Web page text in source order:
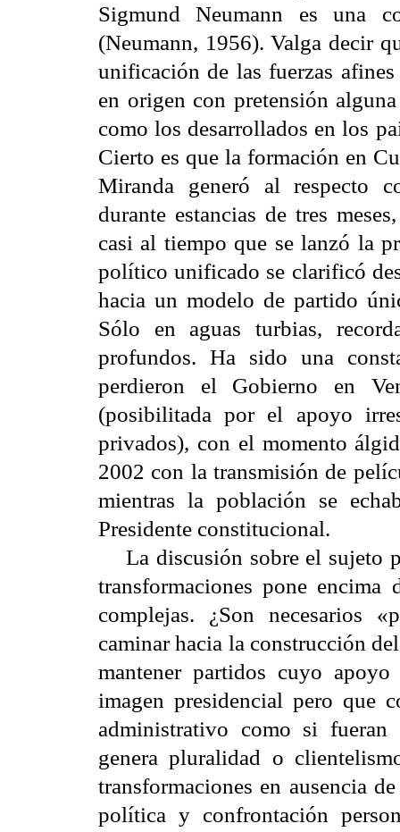
Sigmund Neumann es una
(Neumann, 1956). Valga decir
unificación de las fuerzas
en origen con pretensión
como los desarrollados en los
Cierto es que la formación en
Miranda generó al respecto
durante estancias de tres
casi al tiempo que se lanzó la
político unificado se clarificó
hacia un modelo de partido
Sólo en aguas turbias,
profundos. Ha sido una
perdieron el Gobierno en
(posibilitada por el apoyo
privados), con el momento
2002 con la transmisión de
mientras la población se
Presidente constitucional.
La discusión sobre el sujeto
transformaciones pone encima
complejas. ¿Son necesarios
caminar hacia la construcción
mantener partidos cuyo
imagen presidencial pero que
administrativo como si fueran
genera pluralidad o
transformaciones en ausencia
política y confrontación